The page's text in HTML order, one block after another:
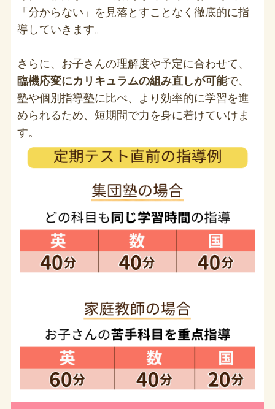
「分からない」を見落とすことなく徹底的に指
導していきます。
さらに、お子さんの理解度や予定に合わせて、
臨機応変にカリキュラムの組み直しが可能で、
塾や個別指導塾に比べ、より効率的に学習を進
められるため、短期間で力を身に着けていけま
す。